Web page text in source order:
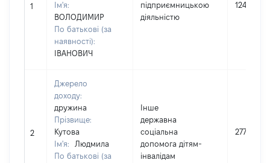
1
Ім'я:
ВОЛОДИМИР
По батькові (за
наявності):
ІВАНОВИЧ
підприємницькою
діяльністю
12430
2
Джерело
доходу:
дружина
Прізвище:
Кутова
Ім'я:
Людмила
По батькові (за
Інше
державна
соціальна
допомога дітям-
інвалідам
27757